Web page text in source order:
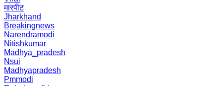
मारपीट
Jharkhand
Breakingnews
Narendramodi
Nitishkumar
Madhya_pradesh
Nsui
Madhyapradesh
Pmmodi